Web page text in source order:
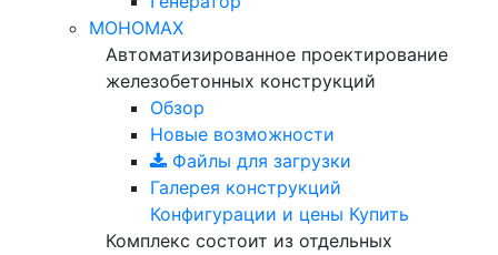
МОНОМАХ
Автоматизированное проектирование
железобетонных конструкций
Обзор
Новые возможности
Файлы для загрузки
Галерея конструкций
Конфигурации и цены Купить
Комплекс состоит из отдельных